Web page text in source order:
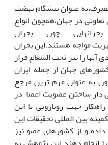
تعاونی مصرف،به عنوان پیشگام نهضت
در جهان،همچون انواع
چون بحران
مواجه هستند.این بحران
را نیز تحت الشعاع قرار
جهان از جمله ایران
به عنوان مهم ترین مرجع
دار ساختن عضویت اعضا در
جهت رویارویی با این
بین المللی تحقیقات این
داده و از کشورهای عضو نیز